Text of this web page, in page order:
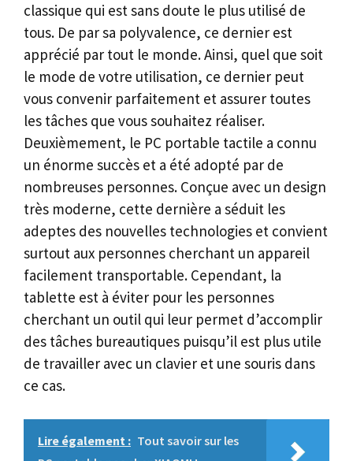
classique qui est sans doute le plus utilisé de
tous. De par sa polyvalence, ce dernier est
apprécié par tout le monde. Ainsi, quel que soit
le mode de votre utilisation, ce dernier peut
vous convenir parfaitement et assurer toutes
les tâches que vous souhaitez réaliser.
Deuxièmement, le PC portable tactile a connu
un énorme succès et a été adopté par de
nombreuses personnes. Conçue avec un design
très moderne, cette dernière a séduit les
adeptes des nouvelles technologies et convient
surtout aux personnes cherchant un appareil
facilement transportable. Cependant, la
tablette est à éviter pour les personnes
cherchant un outil qui leur permet d’accomplir
des tâches bureautiques puisqu’il est plus utile
de travailler avec un clavier et une souris dans
ce cas.
Lire également : Tout savoir sur les